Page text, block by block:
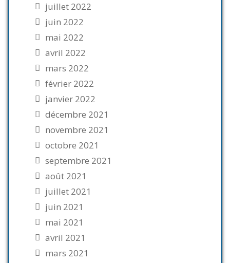
juillet 2022
juin 2022
mai 2022
avril 2022
mars 2022
février 2022
janvier 2022
décembre 2021
novembre 2021
octobre 2021
septembre 2021
août 2021
juillet 2021
juin 2021
mai 2021
avril 2021
mars 2021